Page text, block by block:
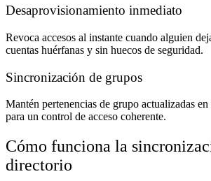
Desaprovisionamiento inmediato
Revoca accesos al instante cuando alguien
cuentas huérfanas y sin huecos de seguridad.
Sincronización de grupos
Mantén pertenencias de grupo actualizadas en
para un control de acceso coherente.
Cómo funciona la
directorio